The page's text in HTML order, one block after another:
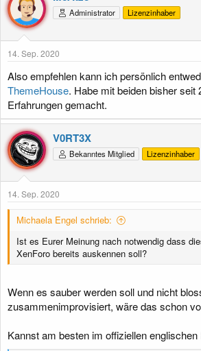
Administrator Lizenzinhaber
14. Sep. 2020
Also empfehlen kann ich persönlich
ThemeHouse. Habe mit beiden bisher seit
Erfahrungen gemacht.
V0RT3X
Bekanntes Mitglied Lizenzinhaber
14. Sep. 2020
Michaela Engel schrieb:
Ist es Eurer Meinung nach notwendig dass
XenForo bereits auskennen soll?
Wenn es sauber werden soll und nicht
zusammenimprovisiert, wäre das schon
Kannst am besten im offiziellen